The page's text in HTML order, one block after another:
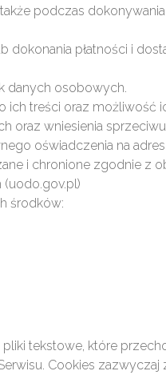
podczas
płatności i
danych osobowych.
treści oraz możliwość
oraz wniesienia
oświadczenia na
i chronione zgodnie z
środków:
pliki tekstowe, które
Cookies zazwyczaj